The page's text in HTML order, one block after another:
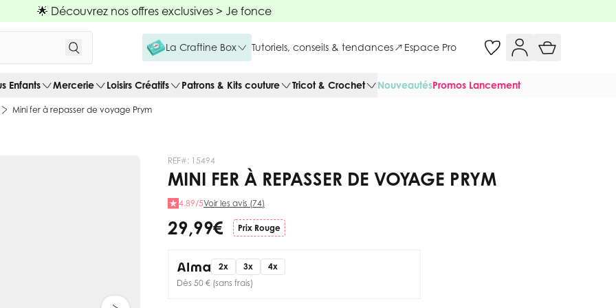
🌟 Découvrez nos offres exclusives > Je fonce
La Craftine Box Tutoriels, conseils & tendances Espace Pro
Enfants Mercerie Loisirs Créatifs Patrons & Kits couture Tricot & Crochet NouveautésPromos Lancement
Mini fer à repasser de voyage Prym
REF#: 15494
MINI FER À REPASSER DE VOYAGE PRYM
4.89/5Voir les avis (74)
29,99 € Prix Rouge
2x 3x
4x
Dès 50 € (sans frais)